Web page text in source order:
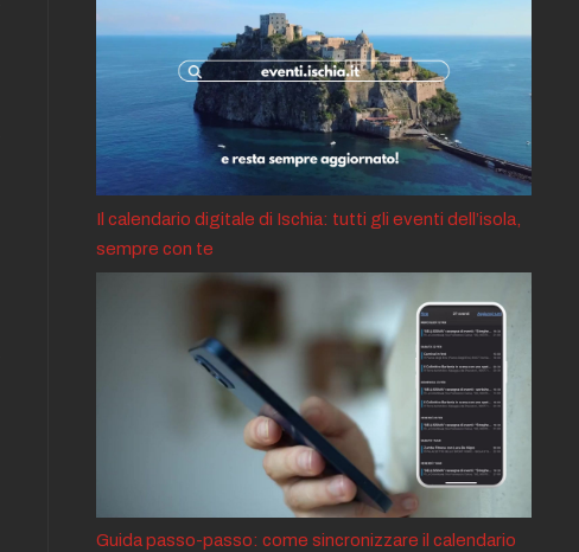
Il calendario digitale di Ischia: tutti gli eventi dell’isola,
sempre con te
Guida passo-passo: come sincronizzare il calendario